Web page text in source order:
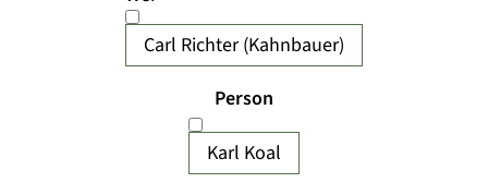
Carl Richter (Kahnbauer)
Person
Karl Koal